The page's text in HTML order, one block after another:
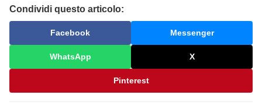
Condividi questo articolo:
Facebook Messenger
WhatsApp X
Pinterest